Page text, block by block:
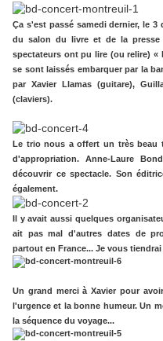
Ça s'est passé samedi dernier, le 3
du salon du livre et de la presse
spectateurs ont pu lire (ou relire) «
se sont laissés embarquer par la
par Xavier Llamas (guitare),
(claviers).
Le trio nous a offert un très beau
d'appropriation. Anne-Laure
découvrir ce spectacle. Son
également.
Il y avait aussi quelques
ait pas mal d'autres dates de
partout en France... Je vous
Un grand merci à Xavier pour
l'urgence et la bonne humeur. Un
la séquence du voyage...